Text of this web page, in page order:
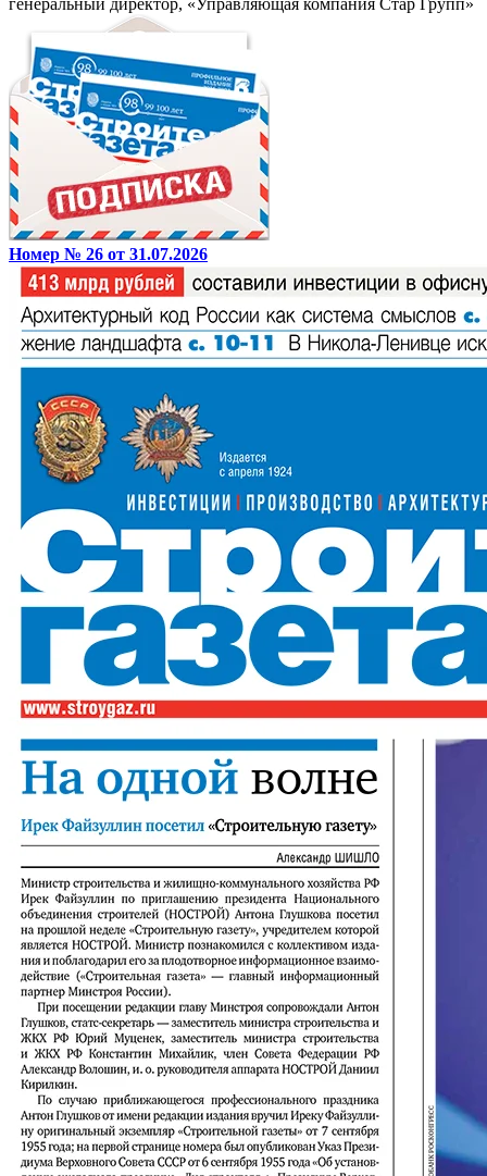
генеральный директор, «Управляющая компания Стар Групп»
Номер № 26 от 31.07.2026